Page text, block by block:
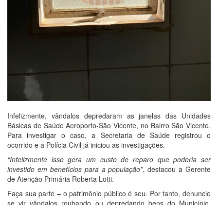
Infelizmente, vândalos depredaram as janelas das Unidades
Básicas de Saúde Aeroporto-São Vicente, no Bairro São Vicente.
Para investigar o caso, a Secretaria de Saúde registrou o
ocorrido e a Polícia Civil já iniciou as investigações.
“Infelizmente isso gera um custo de reparo que poderia ser
investido em benefícios para a população”, destacou a Gerente
de Atenção Primária Roberta Lotti.
Faça sua parte – o patrimônio público é seu. Por tanto, denuncie